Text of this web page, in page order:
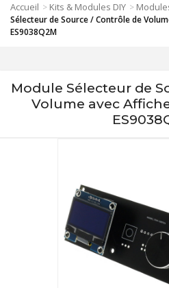
Accueil > Kits & Modules DIY >
Sélecteur de Source / Contrôle de
ES9038Q2M
Module Sélecteur de
Volume avec